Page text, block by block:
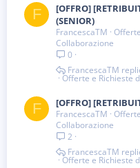
F
[OFFRO]
(SENIOR)
FrancescaTM
Collaborazione
0
Offerte e Richieste
FrancescaTM
F [OFFRO]
FrancescaTM
Collaborazione
2
Offerte e Richieste
FrancescaTM